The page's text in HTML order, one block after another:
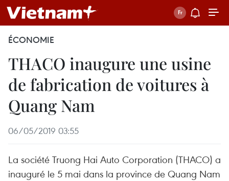
ÉCONOMIE
THACO inaugure une usine
de fabrication de voitures à
Quang Nam
06/05/2019 03:55
La société Truong Hai Auto Corporation (THACO) a
inauguré le 5 mai dans la province de Quang Nam